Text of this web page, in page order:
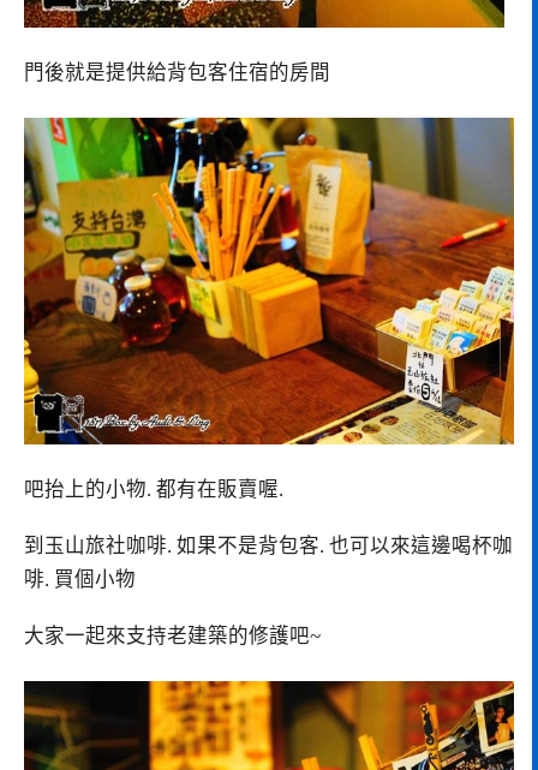
門後就是提供給背包客住宿的房間
吧抬上的小物. 都有在販賣喔.
到玉山旅社咖啡. 如果不是背包客. 也可以來這邊喝杯咖
啡. 買個小物
大家一起來支持老建築的修護吧~